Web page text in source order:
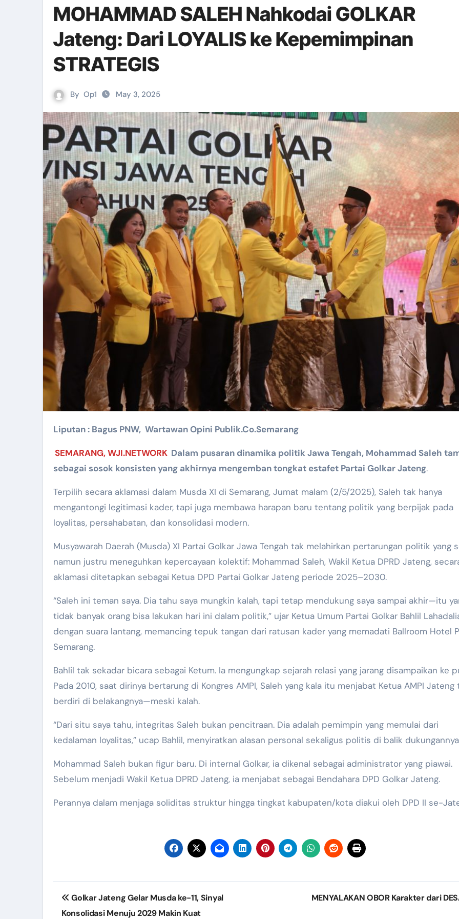
MOHAMMAD SALEH Nahkodai GOLKAR
Jateng: Dari LOYALIS ke Kepemimpinan
STRATEGIS
By Op1 May 3, 2025
Liputan : Bagus PNW, Wartawan Opini Publik.Co.Semarang
SEMARANG, WJI.NETWORK Dalam pusaran dinamika politik Jawa Tengah, Mohammad Saleh
sebagai sosok konsisten yang akhirnya mengemban tongkat estafet Partai Golkar Jateng.
Terpilih secara aklamasi dalam Musda XI di Semarang, Jumat malam (2/5/2025), Saleh tak hanya
mengantongi legitimasi kader, tapi juga membawa harapan baru tentang politik yang berpijak pada
loyalitas, persahabatan, dan konsolidasi modern.
Musyawarah Daerah (Musda) XI Partai Golkar Jawa Tengah tak melahirkan pertarungan politik yang
namun justru meneguhkan kepercayaan kolektif: Mohammad Saleh, Wakil Ketua DPRD Jateng,
aklamasi ditetapkan sebagai Ketua DPD Partai Golkar Jateng periode 2025–2030.
“Saleh ini teman saya. Dia tahu saya mungkin kalah, tapi tetap mendukung saya sampai akhir—itu
tidak banyak orang bisa lakukan hari ini dalam politik,” ujar Ketua Umum Partai Golkar Bahlil
dengan suara lantang, memancing tepuk tangan dari ratusan kader yang memadati Ballroom Hotel
Semarang.
Bahlil tak sekadar bicara sebagai Ketum. Ia mengungkap sejarah relasi yang jarang disampaikan ke
Pada 2010, saat dirinya bertarung di Kongres AMPI, Saleh yang kala itu menjabat Ketua AMPI
berdiri di belakangnya—meski kalah.
“Dari situ saya tahu, integritas Saleh bukan pencitraan. Dia adalah pemimpin yang memulai dari
kedalaman loyalitas,” ucap Bahlil, menyiratkan alasan personal sekaligus politis di balik
Mohammad Saleh bukan figur baru. Di internal Golkar, ia dikenal sebagai administrator yang piawai.
Sebelum menjadi Wakil Ketua DPRD Jateng, ia menjabat sebagai Bendahara DPD Golkar Jateng.
Perannya dalam menjaga soliditas struktur hingga tingkat kabupaten/kota diakui oleh DPD II se-
Post
navigation
Golkar Jateng Gelar Musda ke-11, Sinyal
Konsolidasi Menuju 2029 Makin Kuat
MENYALAKAN OBOR Karakter dari